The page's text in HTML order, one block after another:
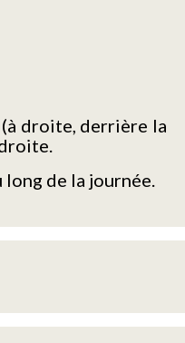
droite, derrière la
de la journée.